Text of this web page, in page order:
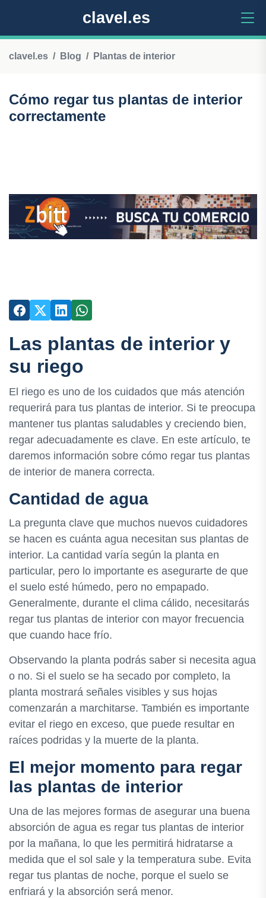
clavel.es
clavel.es Blog Plantas de interior
Cómo regar tus plantas de interior
correctamente
Las plantas de interior y
su riego
El riego es uno de los cuidados que más atención
requerirá para tus plantas de interior. Si te preocupa
mantener tus plantas saludables y creciendo bien,
regar adecuadamente es clave. En este artículo, te
daremos información sobre cómo regar tus plantas
de interior de manera correcta.
Cantidad de agua
La pregunta clave que muchos nuevos cuidadores
se hacen es cuánta agua necesitan sus plantas de
interior. La cantidad varía según la planta en
particular, pero lo importante es asegurarte de que
el suelo esté húmedo, pero no empapado.
Generalmente, durante el clima cálido, necesitarás
regar tus plantas de interior con mayor frecuencia
que cuando hace frío.
Observando la planta podrás saber si necesita agua
o no. Si el suelo se ha secado por completo, la
planta mostrará señales visibles y sus hojas
comenzarán a marchitarse. También es importante
evitar el riego en exceso, que puede resultar en
raíces podridas y la muerte de la planta.
El mejor momento para regar
las plantas de interior
Una de las mejores formas de asegurar una buena
absorción de agua es regar tus plantas de interior
por la mañana, lo que les permitirá hidratarse a
medida que el sol sale y la temperatura sube. Evita
regar tus plantas de noche, porque el suelo se
enfriará y la absorción será menor.